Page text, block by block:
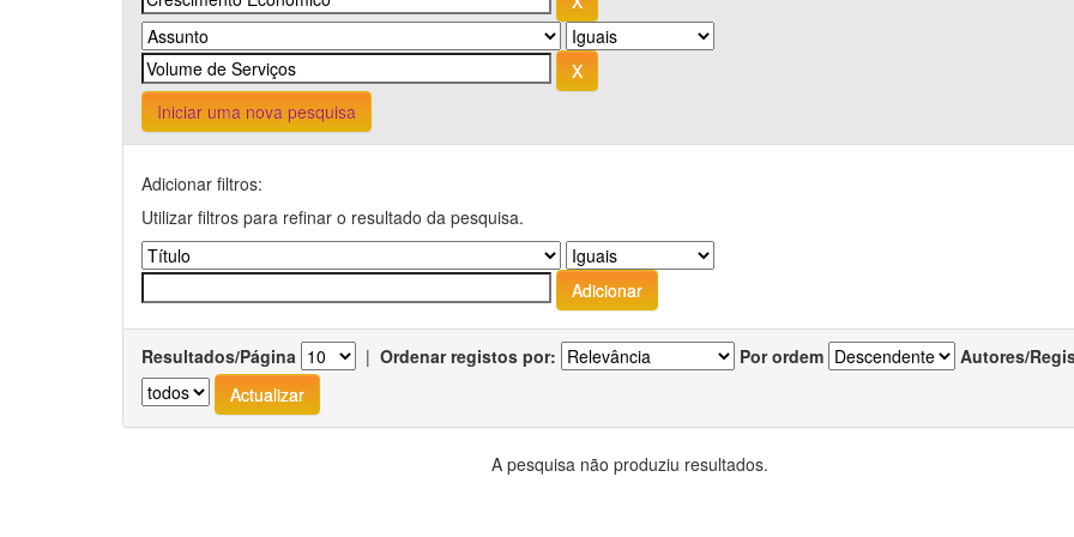
Iniciar uma nova pesquisa
Adicionar filtros:
Utilizar filtros para refinar o resultado da pesquisa.
Resultados/Página | Ordenar registos por: Por ordem Autores/
A pesquisa não produziu resultados.